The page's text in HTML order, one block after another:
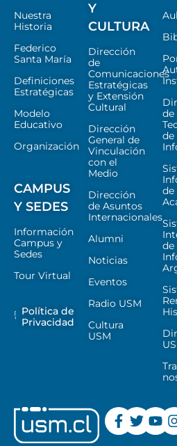
Nuestra
Historia
Federico
Santa María
Definiciones
Estratégicas
Modelo
Educativo
Organización
CAMPUS
Y SEDES
Información
Campus y
Sedes
Tour Virtual
Política de
Privacidad
Y
CULTURA
Dirección
de
Comunicaciones
Estratégicas
y Extensión
Cultural
Dirección
General de
Vinculación
con el
Medio
Dirección
de Asuntos
Internacionales
Alumni
Noticias
Eventos
Radio USM
Cultura
USM
de
de
de
de